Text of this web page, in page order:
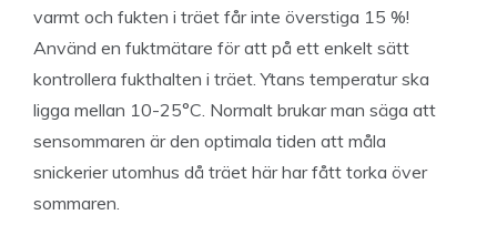
varmt och fukten i träet får inte överstiga 15 %!
Använd en fuktmätare för att på ett enkelt sätt
kontrollera fukthalten i träet. Ytans temperatur ska
ligga mellan 10-25°C. Normalt brukar man säga att
sensommaren är den optimala tiden att måla
snickerier utomhus då träet här har fått torka över
sommaren.